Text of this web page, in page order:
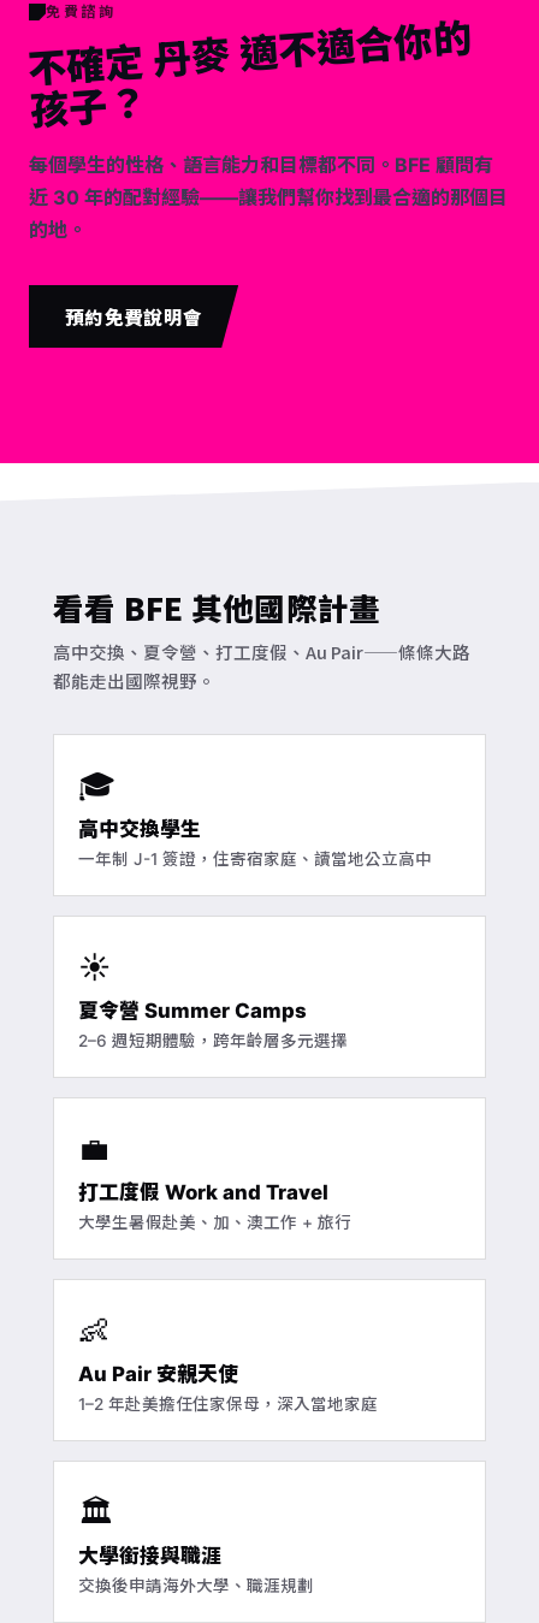
免費諮詢
不
確
定
丹
麥
適
不
適
合
你
的
孩
子
？
每個學生的性格、語言能力和目標都不同。BFE 顧問有
近 30 年的配對經驗——讓我們幫你找到最合適的那個目
的地。
預約免費說明會
看看 BFE 其他國際計畫
高中交換、夏令營、打工度假、Au Pair——條條大路
都能走出國際視野。
🎓
高中交換學生
一年制 J-1 簽證，住寄宿家庭、讀當地公立高中
☀️
夏令營 Summer Camps
2–6 週短期體驗，跨年齡層多元選擇
💼
打工度假 Work and Travel
大學生暑假赴美、加、澳工作 + 旅行
👶
Au Pair 安親天使
1–2 年赴美擔任住家保母，深入當地家庭
🏛️
大學銜接與職涯
交換後申請海外大學、職涯規劃